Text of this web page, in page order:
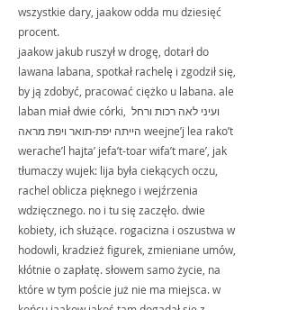
wszystkie dary, jaakow odda mu dziesięć
procent.
jaakow jakub ruszył w drogę, dotarł do
lawana labana, spotkał rachelę i zgodził się,
by ją zdobyć, pracować ciężko u labana. ale
laban miał dwie córki, ועיני לאה רכות ורחל
הייתה יפת-תואר ויפת מראה weejne’j lea rako’t
werache’l hajta’ jefa’t-toar wifa’t mare’, jak
tłumaczy wujek: lija była ciekących oczu,
rachel oblicza pięknego i wejźrzenia
wdzięcznego. no i tu się zaczęło. dwie
kobiety, ich służące. rogacizna i oszustwa w
hodowli, kradzież figurek, zmieniane umów,
kłótnie o zapłatę. słowem samo życie, na
które w tym poście już nie ma miejsca. w